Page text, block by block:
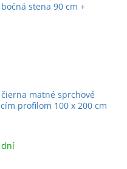
stena 90 cm +
matné sprchové
profilom 100 x 200 cm
dní